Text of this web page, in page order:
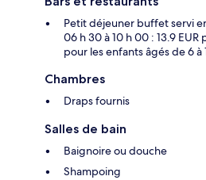
Petit déjeuner buffet servi
06 h 30 à 10 h 00 : 13.9
pour les enfants âgés de 6 à
Chambres
Draps fournis
Salles de bain
Baignoire ou douche
Shampoing